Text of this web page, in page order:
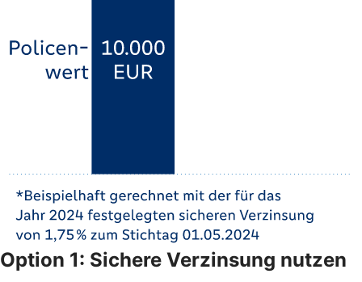
Option 1: Sichere Verzinsung nutzen